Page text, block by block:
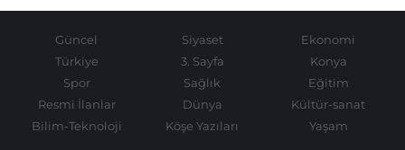
Güncel Siyaset
Ekonomi
Türkiye
3. Sayfa
Konya
Spor
Sağlık
Eğitim
Resmi İlanlar
Dünya
Kültür-sanat
Bilim-Teknoloji
Köşe Yazıları Yaşam